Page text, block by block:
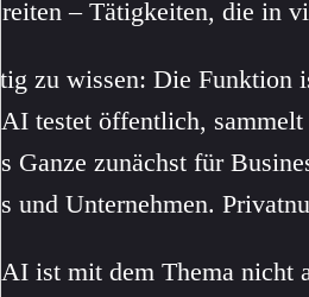
– Tätigkeiten, die in
zu wissen: Die Funktion
testet öffentlich,
Ganze zunächst für
und Unternehmen.
ist mit dem Thema nicht